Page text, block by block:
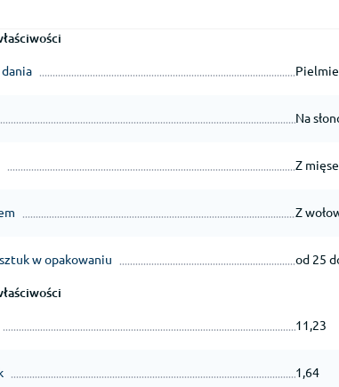
Na
Z
Z
w opakowaniu od 25
11,23
1,64